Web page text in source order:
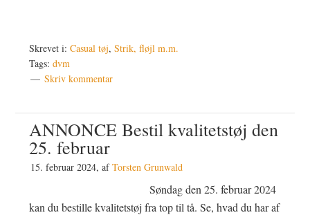
Skrevet i:Casual tøj,Strik, fløjl m.m.
Tags:dvm
Skriv kommentar
ANNONCE Bestil kvalitetstøj den
25. februar
15. februar 2024, afTorsten Grunwald
Søndag den 25. februar 2024
kan du bestille kvalitetstøj fra top til tå. Se, hvad du har af